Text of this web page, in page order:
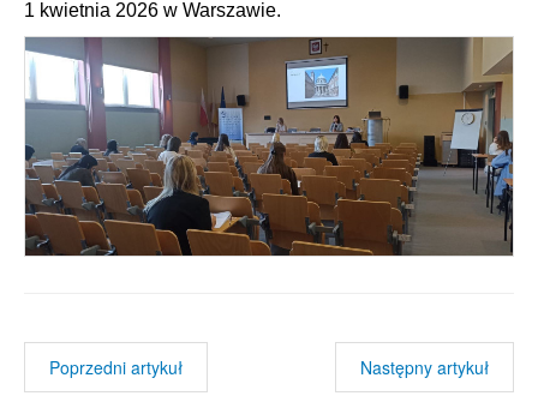
1 kwietnia 2026 w Warszawie.
Poprzedni artykuł Następny artykuł